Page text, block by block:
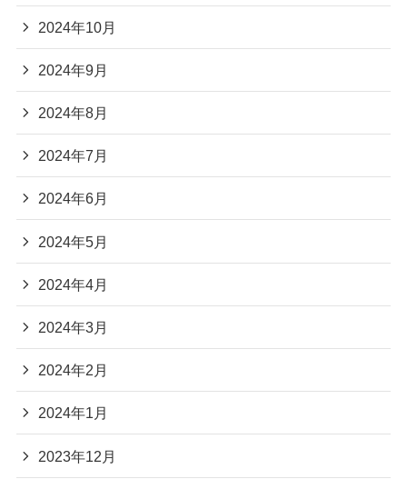
2024年10月
2024年9月
2024年8月
2024年7月
2024年6月
2024年5月
2024年4月
2024年3月
2024年2月
2024年1月
2023年12月